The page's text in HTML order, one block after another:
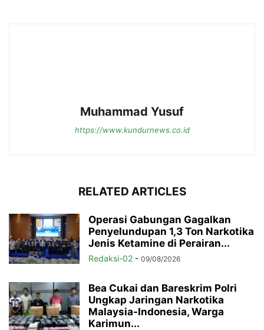
Muhammad Yusuf
https://www.kundurnews.co.id
RELATED ARTICLES
Operasi Gabungan Gagalkan
Penyelundupan 1,3 Ton Narkotika
Jenis Ketamine di Perairan...
Redaksi-02 - 09/08/2026
Bea Cukai dan Bareskrim Polri
Ungkap Jaringan Narkotika
Malaysia-Indonesia, Warga
Karimun...